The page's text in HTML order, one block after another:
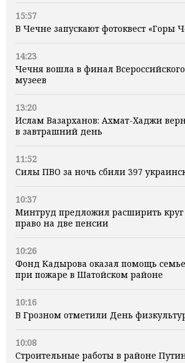
15:57
В Чечне запускают фотоквест «Горы
14:23
Чечня вошла в финал
музеев
13:20
Ислам Вазарханов: Ахмат-Хаджи
в завтрашний день
11:52
Силы ПВО за ночь сбили 397
10:37
Минтруд предложил расширить
право на две пенсии
10:26
Фонд Кадырова оказал помощь
при пожаре в Шатойском районе
10:16
В Грозном отметили День
10:08
Строительные работы в районе